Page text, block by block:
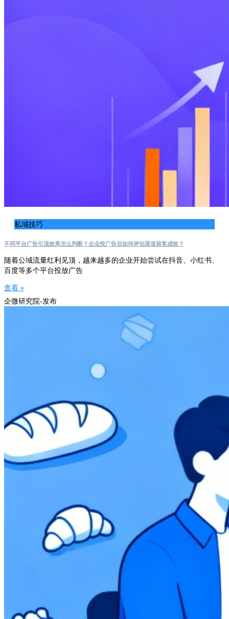
私域技巧
不同平台广告引流效果怎么判断？企业投广告后如何评估渠道获客成效？
随着公域流量红利见顶，越来越多的企业开始尝试在抖音、小红书、
百度等多个平台投放广告
查看 »
企微研究院-发布